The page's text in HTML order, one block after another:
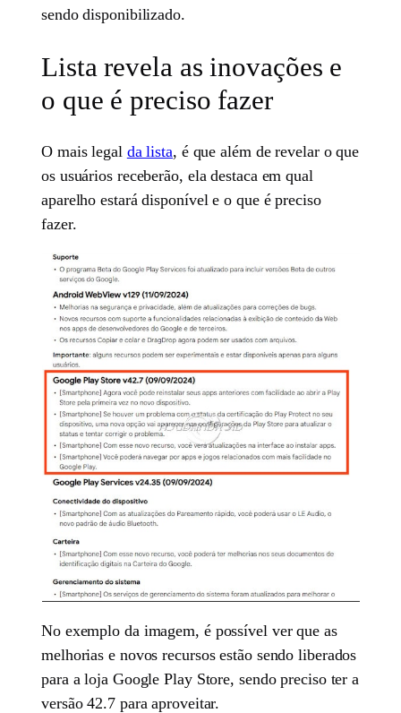
sendo disponibilizado.
Lista revela as inovações e
o que é preciso fazer
O mais legal da lista, é que além de revelar o que
os usuários receberão, ela destaca em qual
aparelho estará disponível e o que é preciso
fazer.
No exemplo da imagem, é possível ver que as
melhorias e novos recursos estão sendo liberados
para a loja Google Play Store, sendo preciso ter a
versão 42.7 para aproveitar.